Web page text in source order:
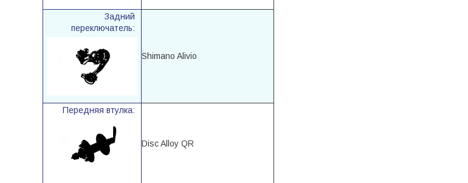
Задний
переключатель:
Shimano Alivio
Передняя втулка:
Disc Alloy QR